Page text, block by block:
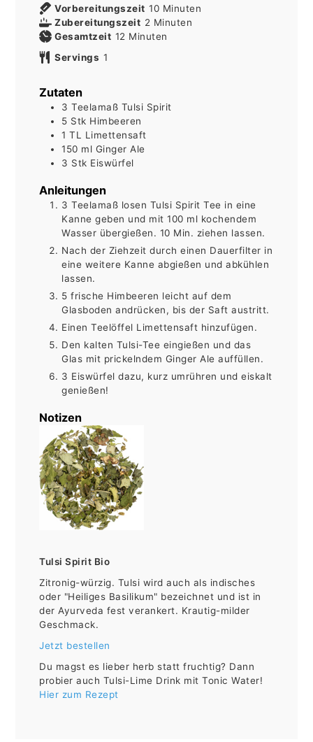
Vorbereitungszeit 10Minuten
Minuten
Zubereitungszeit 2 Minuten
Minuten
Gesamtzeit 12 Minuten
Minuten
Servings 1
Zutaten
3 Teelamaß Tulsi Spirit
5 Stk Himbeeren
1 TL
Limettensaft
150 ml Ginger Ale
3 Stk Eiswürfel
Anleitungen
3 Teelamaß losen Tulsi Spirit Tee in eine
Kanne geben und mit 100 ml kochendem
Wasser übergießen. 10 Min. ziehen lassen.
Nach der Ziehzeit durch einen Dauerfilter in
eine weitere Kanne abgießen und abkühlen
lassen.
5 frische Himbeeren leicht auf dem
Glasboden andrücken, bis der Saft austritt.
Einen Teelöffel Limettensaft hinzufügen.
Den kalten Tulsi-Tee eingießen und das
Glas mit prickelndem Ginger Ale auffüllen.
3 Eiswürfel dazu, kurz umrühren und eiskalt
genießen!
Notizen
Tulsi Spirit Bio
Zitronig-würzig. Tulsi wird auch als indisches
oder "Heiliges Basilikum" bezeichnet und ist in
der Ayurveda fest verankert. Krautig-milder
Geschmack.
Jetzt bestellen
Du magst es lieber herb statt fruchtig? Dann
probier auch Tulsi-Lime Drink mit Tonic Water!
Hier zum Rezept